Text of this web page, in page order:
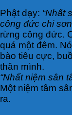
Phật dạy: “Nhất
công đức chi
rừng công đức.
quá một đêm.
bào tiêu cực,
thân mình.
“Nhất niệm sân
Một niệm tâm
ra.
(Kinh